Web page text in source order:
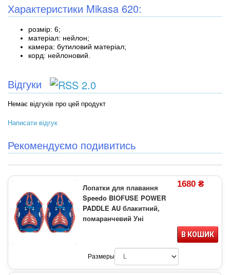
Характеристики Mikasa 620:
розмір: 6;
матеріал: нейлон;
камера: бутиловий матеріал;
корд: нейлоновий.
Відгуки
Немає відгуків про цей продукт
Написати відгук
Рекомендуємо подивитись
Лопатки для плавання
Speedo BIOFUSE POWER
PADDLE AU блакитний,
помаранчевий Уні
1680 ₴
В КОШИК
Размеры